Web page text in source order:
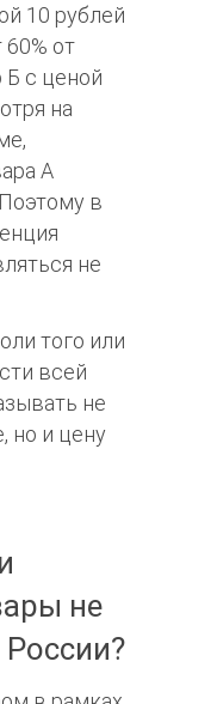
10 рублей
60% от
Б с ценой
на
А
в
не
того или
всей
не
но и цену
не